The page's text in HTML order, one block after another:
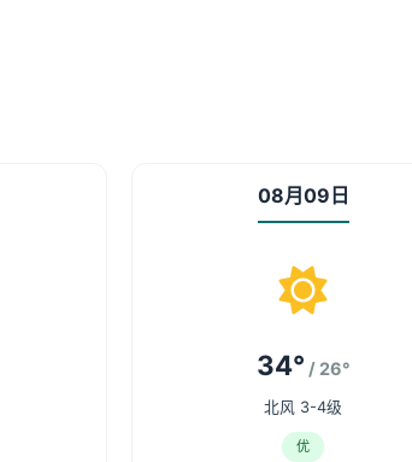
08月09日
34° / 26°
北风 3-4级
优